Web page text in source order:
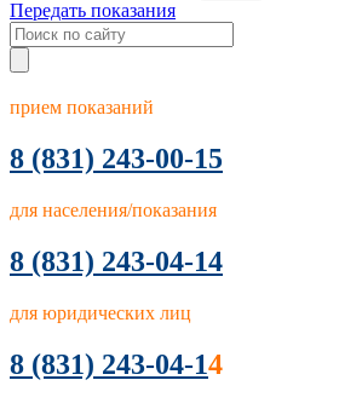
Передать показания
прием показаний
8 (831) 243-00-15
для населения/показания
8 (831) 243-04-14
для юридических лиц
8 (831) 243-04-14